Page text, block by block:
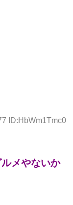
ID:HbWm1Tmc0
メやないか